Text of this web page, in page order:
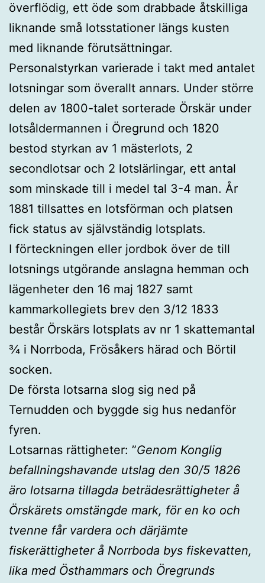
överflödig, ett öde som drabbade åtskilliga
liknande små lotsstationer längs kusten
med liknande förutsättningar.
Personalstyrkan varierade i takt med antalet
lotsningar som överallt annars. Under större
delen av 1800-talet sorterade Örskär under
lotsåldermannen i Öregrund och 1820
bestod styrkan av 1 mästerlots, 2
secondlotsar och 2 lotslärlingar, ett antal
som minskade till i medel tal 3-4 man. År
1881 tillsattes en lotsförman och platsen
fick status av självständig lotsplats.
I förteckningen eller jordbok över de till
lotsnings utgörande anslagna hemman och
lägenheter den 16 maj 1827 samt
kammarkollegiets brev den 3/12 1833
består Örskärs lotsplats av nr 1 skattemantal
¾ i Norrboda, Frösåkers härad och Börtil
socken.
De första lotsarna slog sig ned på
Ternudden och byggde sig hus nedanför
fyren.
Lotsarnas rättigheter: ”Genom Konglig
befallningshavande utslag den 30/5 1826
äro lotsarna tillagda beträdesrättigheter å
Örskärets omstängde mark, för en ko och
tvenne får vardera och därjämte
fiskerättigheter å Norrboda bys fiskevatten,
lika med Östhammars och Öregrunds